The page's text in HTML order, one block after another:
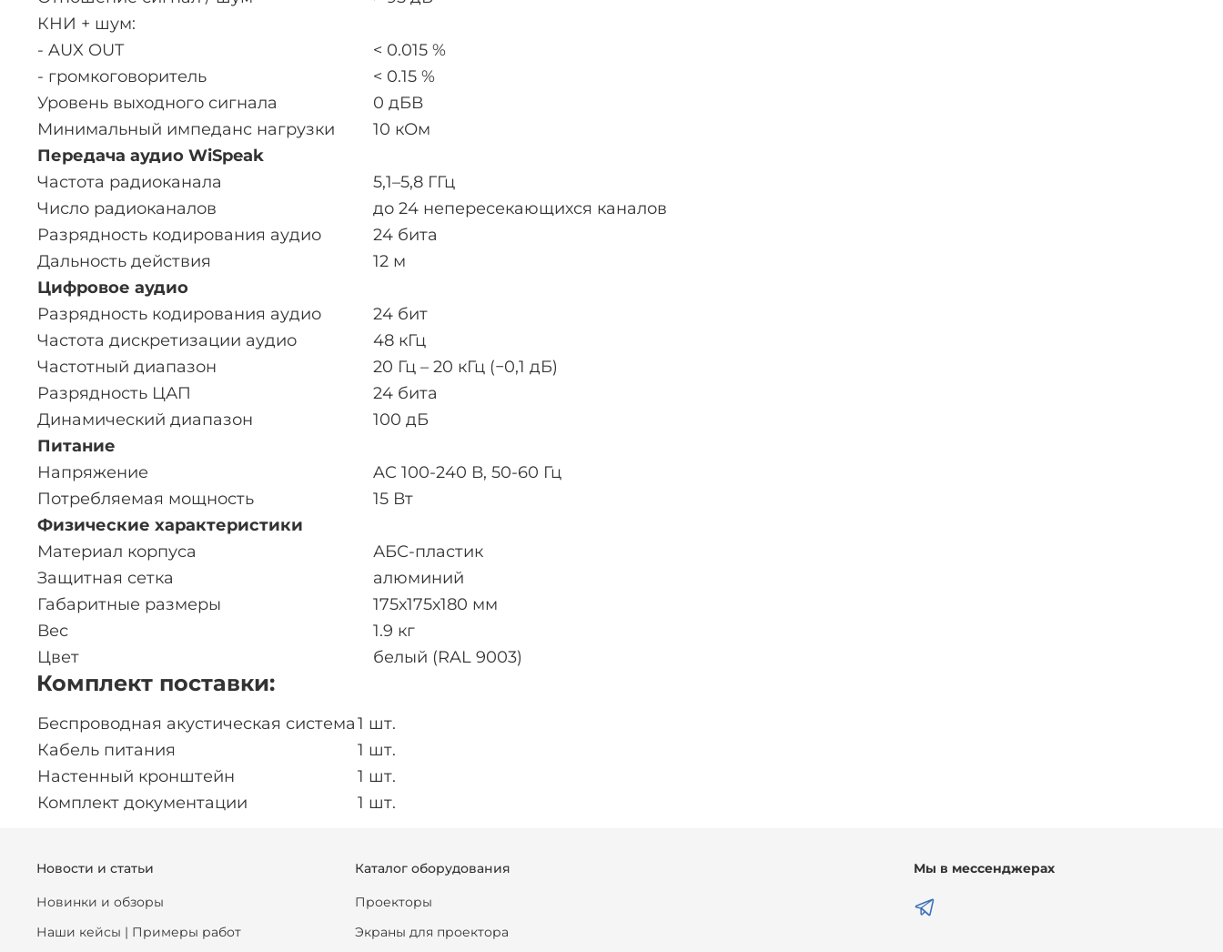
КНИ + шум:
- AUX OUT
< 0.015 %
- громкоговоритель
< 0.15 %
Уровень выходного сигнала
0 дБВ
Минимальный импеданс нагрузки
10 кОм
Передача аудио WiSpeak
Частота радиоканала
5,1–5,8 ГГц
Число радиоканалов
до 24 непересекающихся каналов
Разрядность кодирования аудио
24 бита
Дальность действия
12 м
Цифровое аудио
Разрядность кодирования аудио
24 бит
Частота дискретизации аудио
48 кГц
Частотный диапазон
20 Гц – 20 кГц (−0,1 дБ)
Разрядность ЦАП
24 бита
Динамический диапазон
100 дБ
Питание
Напряжение
AC 100-240 В, 50-60 Гц
Потребляемая мощность
15 Вт
Физические характеристики
Материал корпуса
АБС-пластик
Защитная сетка
алюминий
Габаритные размеры
175х175х180 мм
Вес
1.9 кг
Цвет
белый (RAL 9003)
Комплект поставки:
Беспроводная акустическая система1 шт.
Кабель питания
1 шт.
Настенный кронштейн
1 шт.
Комплект документации
1 шт.
Новости и статьи
Новинки и обзоры
Наши кейсы | Примеры работ
Каталог оборудования
Проекторы
Экраны для проектора
Мы в мессенджерах